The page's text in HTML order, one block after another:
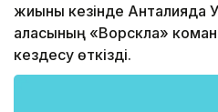
жиыны кезінде Анталияда
қаласының «Ворскла»
кездесу өткізді.